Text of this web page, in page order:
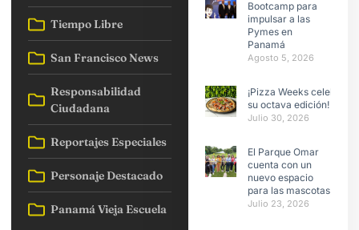
Tiempo Libre
San Francisco News
Responsabilidad
Ciudadana
Reportajes Especiales
Personaje Destacado
Panamá Vieja Escuela
Bootcamp para
impulsar a las
Pymes en
Panamá
Agosto 5, 2026
¡Pizza Weeks celebra
su octava edición!
Julio 30, 2026
El Parque Omar
cuenta con un
nuevo espacio
para las mascotas
Julio 23, 2026